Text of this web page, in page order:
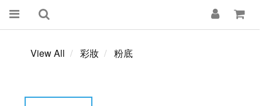
View All 彩妝 粉底